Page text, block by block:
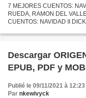
7 MEJORES CUENTOS:
RUEDA, RAMON DEL
CUENTOS: NAVIDAD II
ISBN: 9788577776375...
Descargar
EPUB, PDF y
Publié le 09/11/2021 à 12:23
Par nkewivyck